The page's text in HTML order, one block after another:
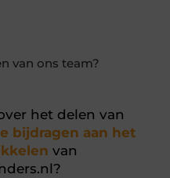
van ons team?
het delen van
bijdragen aan het
van